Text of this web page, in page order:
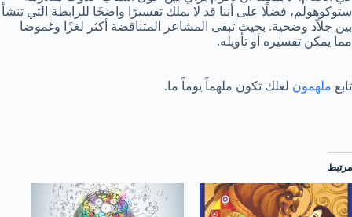
ستوكوهولم، فضلًا على أننا قد لا نملك تفسيرًا واضحًا للرابطة التي تنشأ
بين جلاّد وضحية. بحيث تبقى المشاعر المتناقضة أكثر لغزًا وغموضا
مما يمكن تفسيره أو تأويله.
تابع ملهمون لعلك تكون ملهماً يوماً ما.
مرتبط